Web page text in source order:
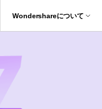
様向けお問い合わせ窓口
について
Wondershareについて
ーヤー >